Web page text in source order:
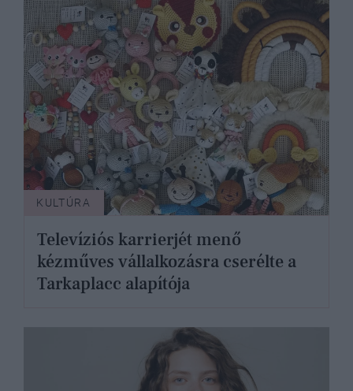
KULTÚRA
Televíziós karrierjét menő
kézműves vállalkozásra cserélte a
Tarkaplacc alapítója